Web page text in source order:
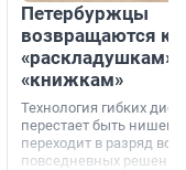
Петербуржцы
возвращаются к
«раскладушкам»
«книжкам»
Технология гибких
перестает быть
переходит в разряд
повседневных